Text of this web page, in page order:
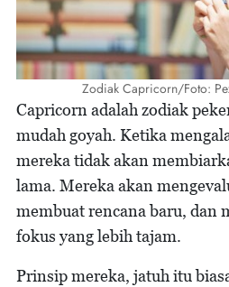
Zodiak Capricorn/Foto:
Capricorn adalah zodiak
mudah goyah. Ketika
mereka tidak akan
lama. Mereka akan
membuat rencana baru, dan
fokus yang lebih tajam.
Prinsip mereka, jatuh itu